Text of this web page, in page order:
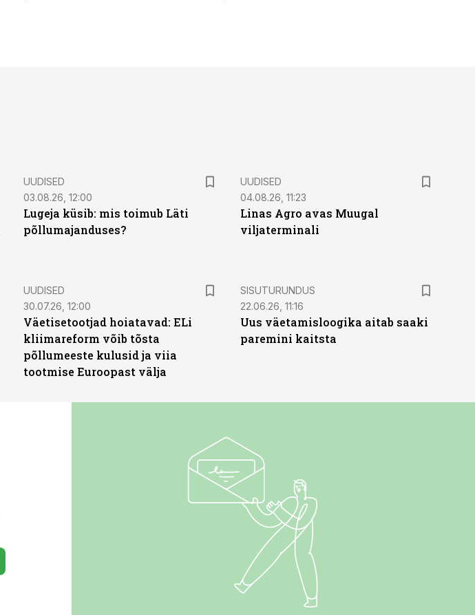
UUDISED
03.08.26, 12:00
Lugeja küsib: mis toimub Läti
põllumajanduses?
UUDISED
04.08.26, 11:23
Linas Agro avas Muugal
viljaterminali
UUDISED
30.07.26, 12:00
Väetisetootjad hoiatavad: ELi
kliimareform võib tõsta
põllumeeste kulusid ja viia
tootmise Euroopast välja
ST
SISUTURUNDUS
22.06.26, 11:16
Uus väetamisloogika aitab saaki
paremini kaitsta